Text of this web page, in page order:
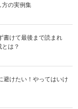
方の実例集
書けて最後まで読まれ
は？
避けたい！やってはいけ